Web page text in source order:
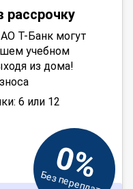
рассрочку
Т-Банк могут
учебном
из дома!
6 или 12
0%
Без переплат